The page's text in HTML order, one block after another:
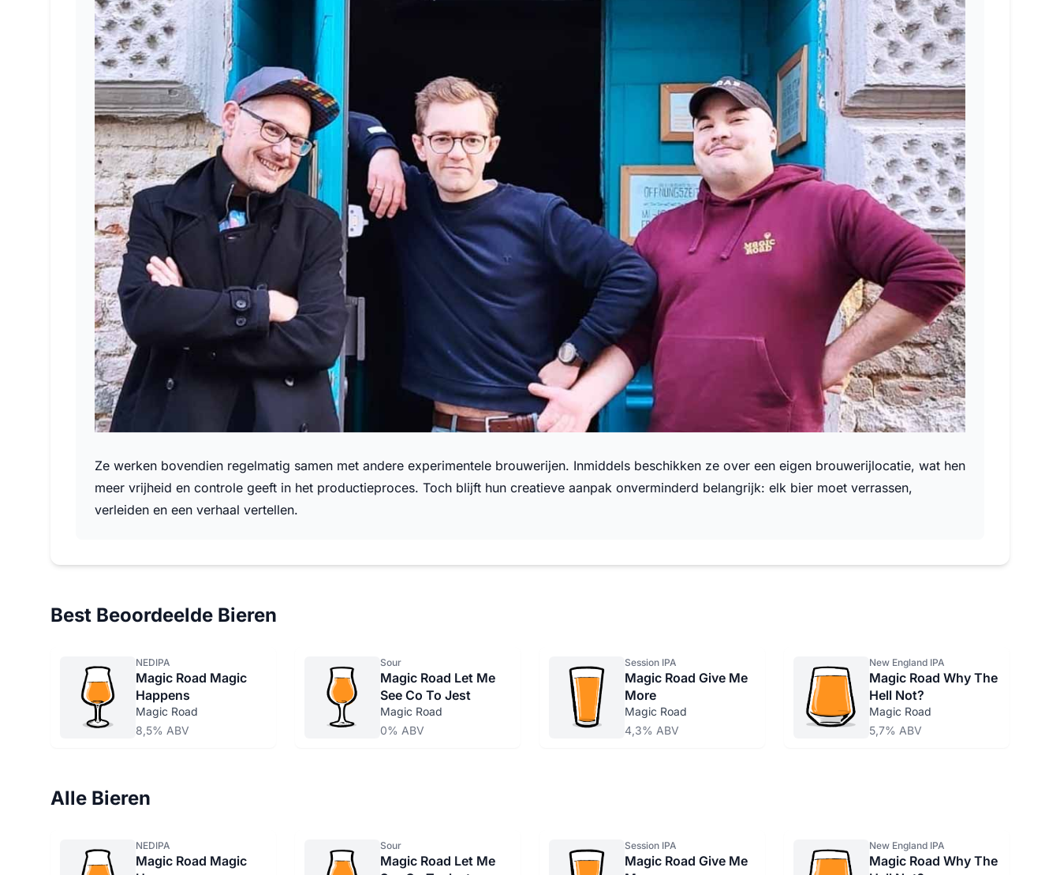
Ze werken bovendien regelmatig samen met andere experimentele brouwerijen. Inmiddels beschikken ze over een eigen brouwerijlocatie, wat hen
meer vrijheid en controle geeft in het productieproces. Toch blijft hun creatieve aanpak onverminderd belangrijk: elk bier moet verrassen,
verleiden en een verhaal vertellen.
Best Beoordeelde Bieren
NEDIPA
Magic Road Magic
Happens
Magic Road
8,5% ABV
Sour
Magic Road Let Me
See Co To Jest
Magic Road
0% ABV
Session IPA
Magic Road Give Me
More
Magic Road
4,3% ABV
New England IPA
Magic Road Why The
Hell Not?
Magic Road
5,7% ABV
Alle Bieren
NEDIPA
Magic Road Magic
Sour
Magic Road Let Me
Session IPA
Magic Road Give Me
New England IPA
Magic Road Why The